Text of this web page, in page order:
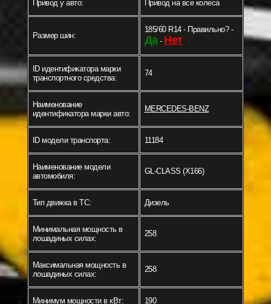
Привод у авто: Привод на все колеса
Размер шин:
185/60 R14 - Правильно? -
Да- Нет
ID идентификатора марки
транспортного средства:
74
Наименование
идентификатора марки авто:
MERCEDES-BENZ
ID модели транспорта: 11184
Наименование модели
автомобиля:
GL-CLASS (X166)
Тип движка в ТС: Дизель
Минимальная мощность в
лошадиных силах:
258
Максимальная мощность в
лошадиных силах:
258
Минимум мощности в кВт: 190